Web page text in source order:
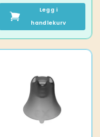
Legg i
handlekurv